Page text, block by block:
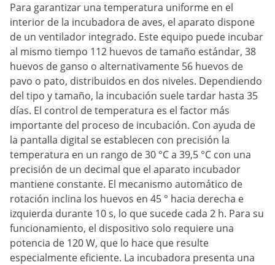
Para garantizar una temperatura uniforme en el
interior de la incubadora de aves, el aparato dispone
de un ventilador integrado. Este equipo puede incubar
al mismo tiempo 112 huevos de tamaño estándar, 38
huevos de ganso o alternativamente 56 huevos de
pavo o pato, distribuidos en dos niveles. Dependiendo
del tipo y tamaño, la incubación suele tardar hasta 35
días. El control de temperatura es el factor más
importante del proceso de incubación. Con ayuda de
la pantalla digital se establecen con precisión la
temperatura en un rango de 30 °C a 39,5 °C con una
precisión de un decimal que el aparato incubador
mantiene constante. El mecanismo automático de
rotación inclina los huevos en 45 ° hacia derecha e
izquierda durante 10 s, lo que sucede cada 2 h. Para su
funcionamiento, el dispositivo solo requiere una
potencia de 120 W, que lo hace que resulte
especialmente eficiente. La incubadora presenta una